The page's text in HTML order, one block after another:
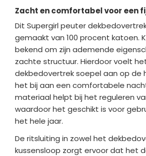
Zacht en comfortabel voor een
Dit Supergirl peuter
gemaakt van 100 procent katoen.
bekend om zijn ademende
zachte structuur. Hierdoor voelt
dekbedovertrek soepel aan op de
het bij aan een comfortabele
materiaal helpt bij het reguleren
waardoor het geschikt is voor
het hele jaar.
De ritsluiting in zowel het
kussensloop zorgt ervoor dat het